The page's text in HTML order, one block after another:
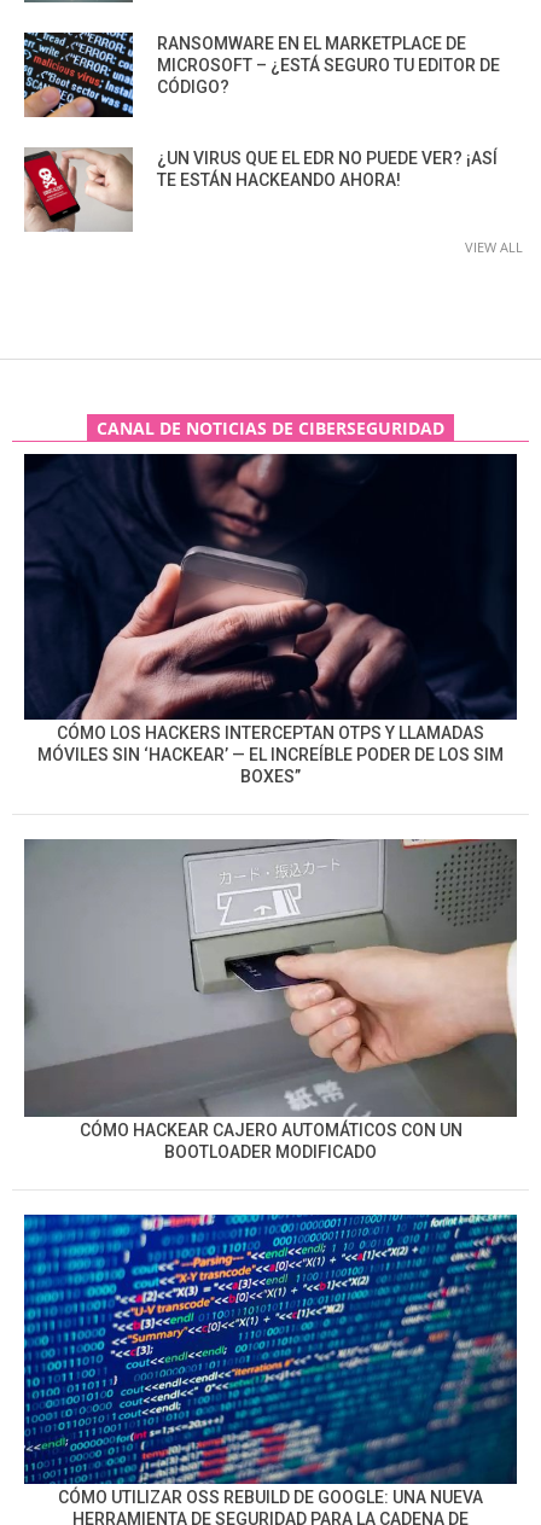
RANSOMWARE EN EL MARKETPLACE DE
MICROSOFT – ¿ESTÁ SEGURO TU EDITOR DE
CÓDIGO?
¿UN VIRUS QUE EL EDR NO PUEDE VER? ¡ASÍ
TE ESTÁN HACKEANDO AHORA!
VIEW ALL
CANAL DE NOTICIAS DE CIBERSEGURIDAD
CÓMO LOS HACKERS INTERCEPTAN OTPS Y LLAMADAS
MÓVILES SIN ‘HACKEAR’ — EL INCREÍBLE PODER DE LOS SIM
BOXES”
CÓMO HACKEAR CAJERO AUTOMÁTICOS CON UN
BOOTLOADER MODIFICADO
CÓMO UTILIZAR OSS REBUILD DE GOOGLE: UNA NUEVA
HERRAMIENTA DE SEGURIDAD PARA LA CADENA DE